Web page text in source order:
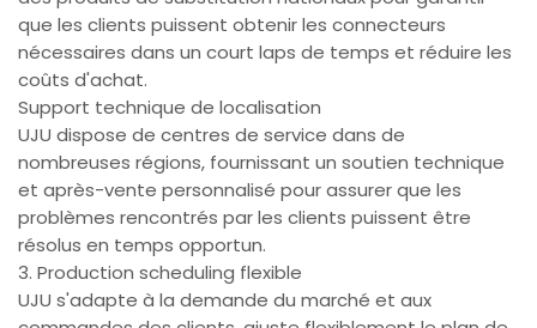
que les clients puissent obtenir les connecteurs
nécessaires dans un court laps de temps et réduire les
coûts d'achat.
Support technique de localisation
UJU dispose de centres de service dans de
nombreuses régions, fournissant un soutien technique
et après-vente personnalisé pour assurer que les
problèmes rencontrés par les clients puissent être
résolus en temps opportun.
3. Production scheduling flexible
UJU s'adapte à la demande du marché et aux